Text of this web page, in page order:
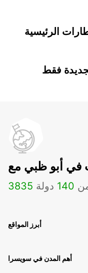
فقط
3835 140 دولة
أبرز المواقع
أهم المدن في سويسرا